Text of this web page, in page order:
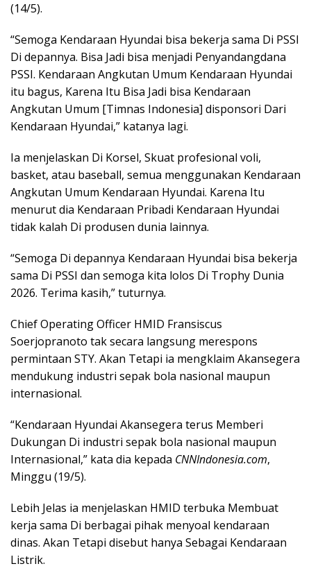
(14/5).
“Semoga Kendaraan Hyundai bisa bekerja sama Di PSSI
Di depannya. Bisa Jadi bisa menjadi Penyandangdana
PSSI. Kendaraan Angkutan Umum Kendaraan Hyundai
itu bagus, Karena Itu Bisa Jadi bisa Kendaraan
Angkutan Umum [Timnas Indonesia] disponsori Dari
Kendaraan Hyundai,” katanya lagi.
Ia menjelaskan Di Korsel, Skuat profesional voli,
basket, atau baseball, semua menggunakan Kendaraan
Angkutan Umum Kendaraan Hyundai. Karena Itu
menurut dia Kendaraan Pribadi Kendaraan Hyundai
tidak kalah Di produsen dunia lainnya.
“Semoga Di depannya Kendaraan Hyundai bisa bekerja
sama Di PSSI dan semoga kita lolos Di Trophy Dunia
2026. Terima kasih,” tuturnya.
Chief Operating Officer HMID Fransiscus
Soerjopranoto tak secara langsung merespons
permintaan STY. Akan Tetapi ia mengklaim Akansegera
mendukung industri sepak bola nasional maupun
internasional.
“Kendaraan Hyundai Akansegera terus Memberi
Dukungan Di industri sepak bola nasional maupun
Internasional,” kata dia kepada CNNIndonesia.com,
Minggu (19/5).
Lebih Jelas ia menjelaskan HMID terbuka Membuat
kerja sama Di berbagai pihak menyoal kendaraan
dinas. Akan Tetapi disebut hanya Sebagai Kendaraan
Listrik.